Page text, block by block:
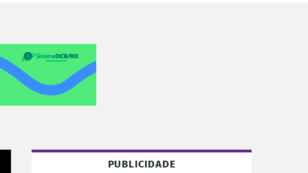
PUBLICIDADE